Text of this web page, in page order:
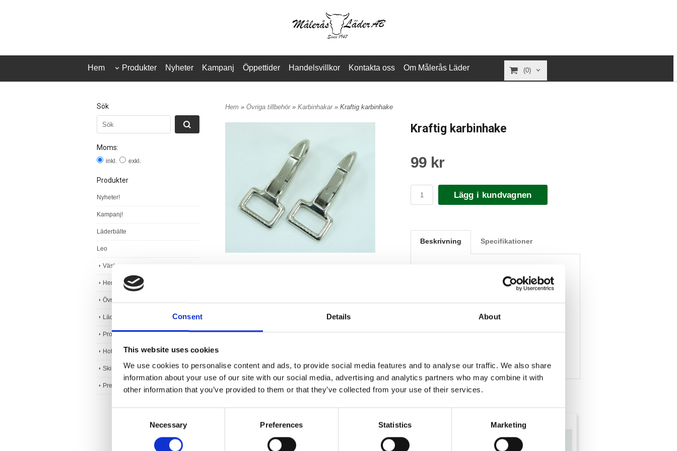
Consent Details About
This website uses cookies
We use cookies to personalise content and ads, to provide social media features and to analyse our traffic. We also share
information about your use of our site with our social media, advertising and analytics partners who may combine it with
other information that you’ve provided to them or that they’ve collected from your use of their services.
Necessary Preferences Statistics Marketing
Hem Produkter Nyheter Kampanj Öppettider Handelsvillkor Kontakta oss Om Målerås Läder (0)
Sök
Moms:
inkl. exkl.
Produkter
Nyheter!
Kampanj!
Läderbälte
Leo
Väskor
Heminredning
Övriga tillbehör
Lädervård
Produkter i älgskinn
Hotell, restaurang och kontor
Skinn och läder
Presentartiklar
Hem » Övriga tillbehör » Karbinhakar » Kraftig karbinhake
Kraftig karbinhake
99 kr
Lägg i kundvagnen
Beskrivning Specifikationer
karbinhake. Ej vridbar. Säljs i par.
Storlek invändigt: 2,5 cm
Du kanske också är intresserad av